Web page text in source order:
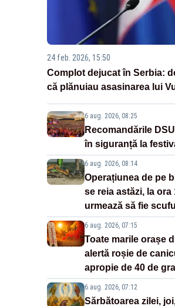
24 feb. 2026, 15:50
Complot dejucat în Serbia:
că plănuiau asasinarea lui
6 aug. 2026, 08:25
Recomandările
în siguranță la
6 aug. 2026, 08:14
Operațiunea de pe
se reia astăzi, la ora
urmează să fie
6 aug. 2026, 07:15
Toate marile orașe
alertă roșie de
apropie de 40 de
6 aug. 2026, 07:12
Sărbătoarea zilei,